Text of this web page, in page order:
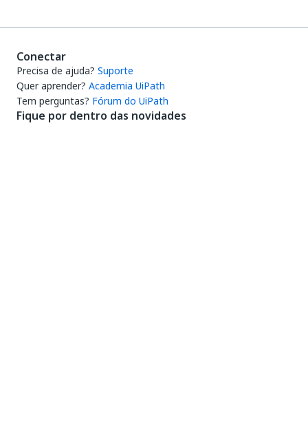
Conectar
Precisa de ajuda? Suporte
Quer aprender? Academia UiPath
Tem perguntas? Fórum do UiPath
Fique por dentro das novidades